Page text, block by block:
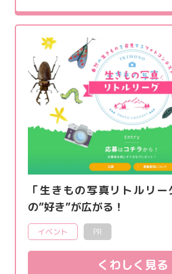
「生きもの写真リトルリ
の”好き”が広がる！
イベント PR
くわしく見る